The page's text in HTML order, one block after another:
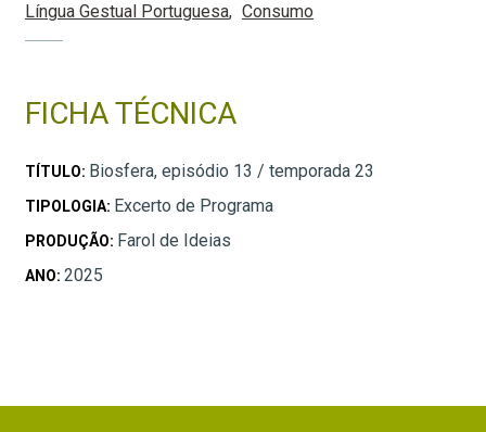
Língua Gestual Portuguesa
Consumo
FICHA TÉCNICA
TÍTULO: Biosfera, episódio 13 / temporada 23
TIPOLOGIA: Excerto de Programa
PRODUÇÃO: Farol de Ideias
ANO: 2025